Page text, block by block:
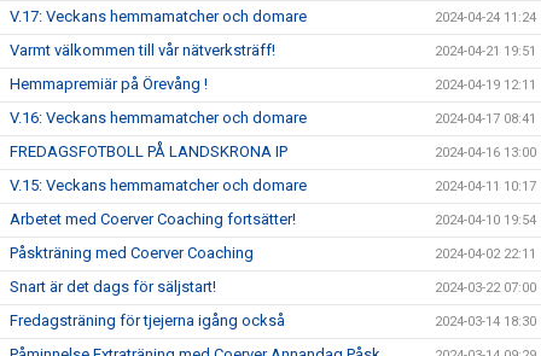
V.17: Veckans hemmamatcher och domare 2024-04-24 11:24
Varmt välkommen till vår nätverksträff! 2024-04-21 19:51
Hemmapremiär på Örevång ! 2024-04-19 12:11
V.16: Veckans hemmamatcher och domare 2024-04-17 08:41
FREDAGSFOTBOLL PÅ LANDSKRONA IP 2024-04-16 13:00
V.15: Veckans hemmamatcher och domare 2024-04-11 10:17
Arbetet med Coerver Coaching fortsätter! 2024-04-10 19:54
Påskträning med Coerver Coaching 2024-04-02 22:11
Snart är det dags för säljstart! 2024-03-22 07:00
Fredagsträning för tjejerna igång också 2024-03-14 18:30